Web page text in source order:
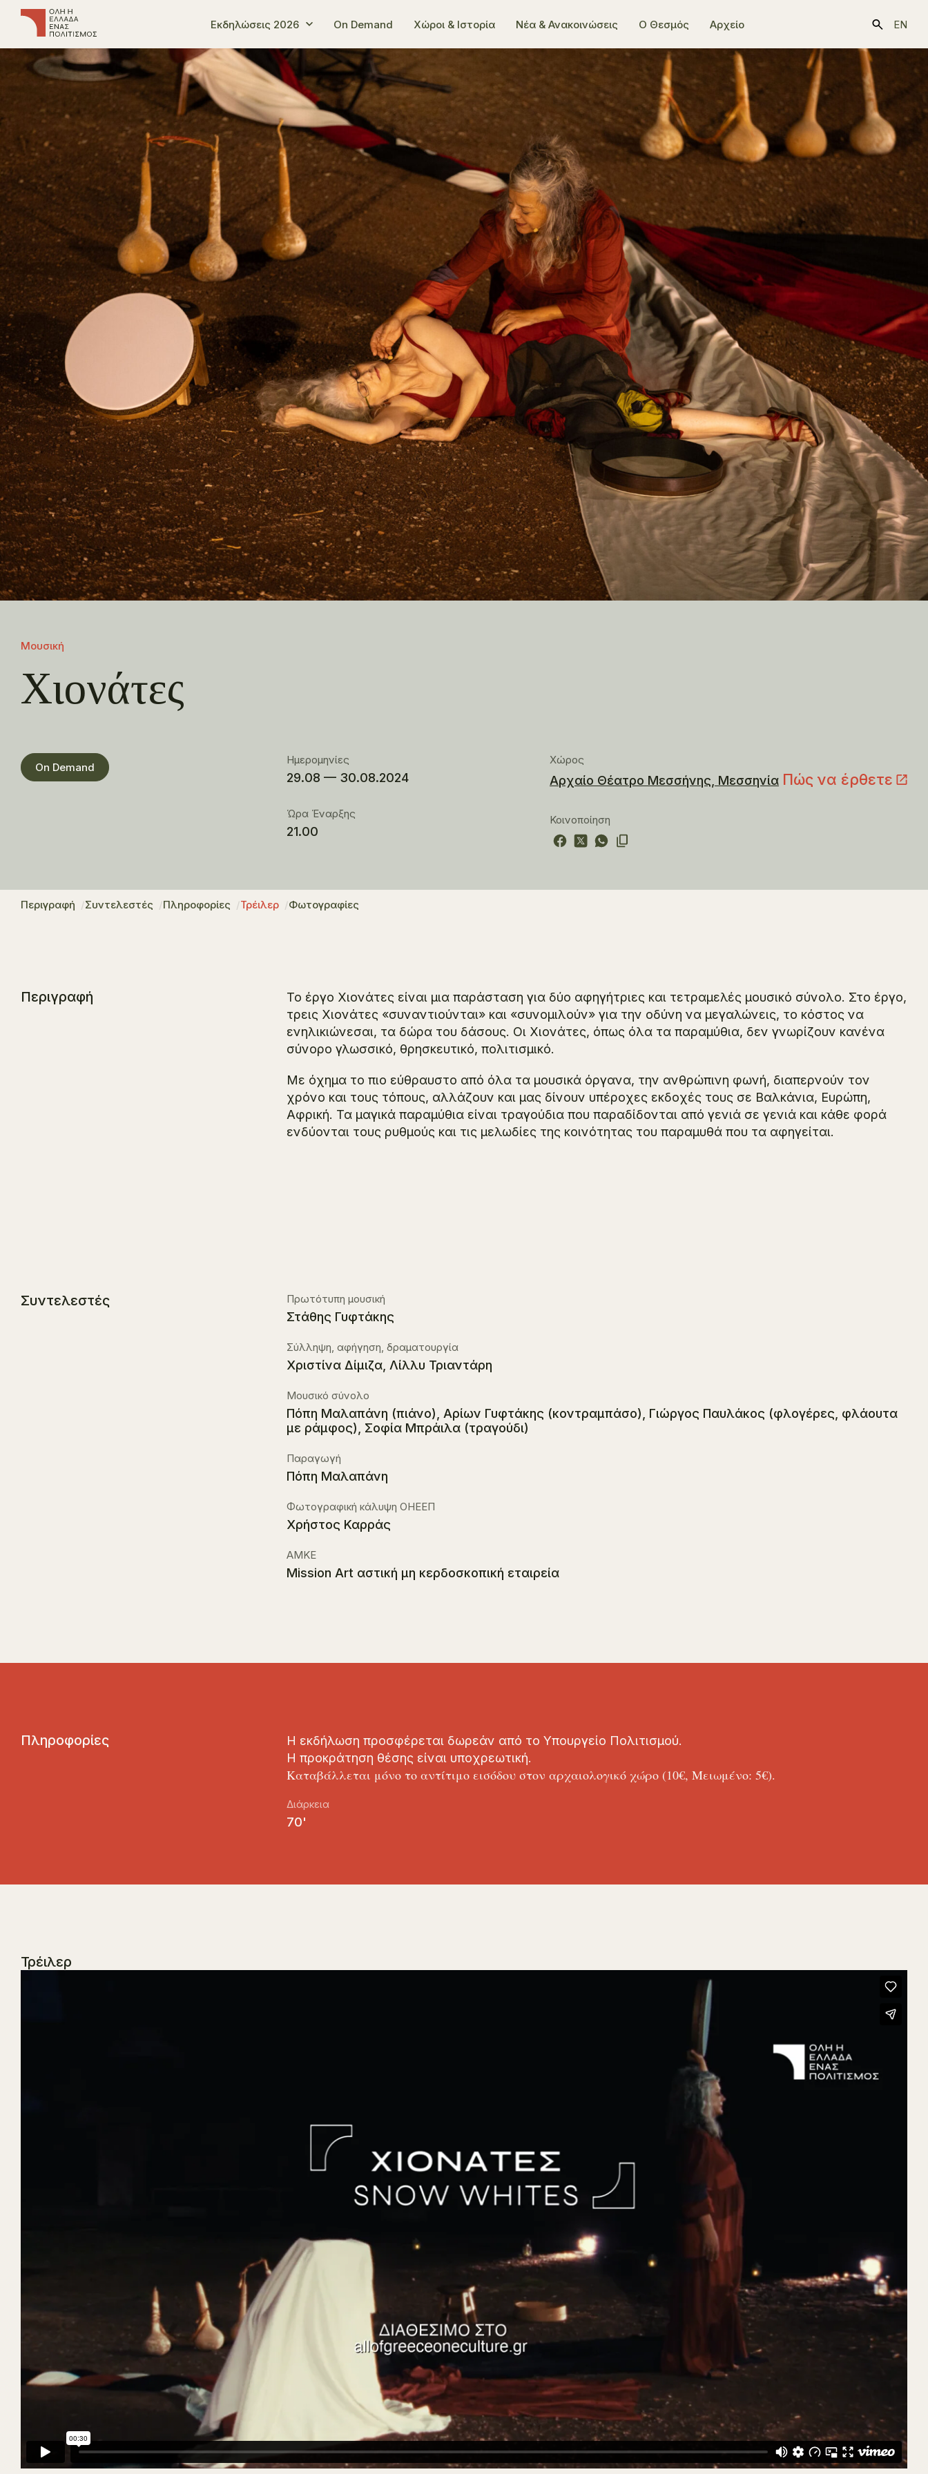
Εκδηλώσεις 2026 On Demand Χώροι & Ιστορία Νέα & Ανακοινώσεις Ο Θεσμός Αρχείο EN
Μουσική
Χιονάτες
On Demand
Ημερομηνίες
29.08 — 30.08.2024
Ώρα Έναρξης
21.00
Χώρος
Αρχαίο Θέατρο Μεσσήνης, Μεσσηνία Πώς να έρθετε
Κοινοποίηση
Περιγραφή Συντελεστές Πληροφορίες Τρέιλερ Φωτογραφίες
Περιγραφή Το έργο Χιονάτες είναι μια παράσταση για δύο αφηγήτριες και τετραμελές μουσικό σύνολο. Στο έργο,
τρεις Χιονάτες «συναντιούνται» και «συνομιλούν» για την οδύνη να μεγαλώνεις, το κόστος να
ενηλικιώνεσαι, τα δώρα του δάσους. Οι Χιονάτες, όπως όλα τα παραμύθια, δεν γνωρίζουν κανένα
σύνορο γλωσσικό, θρησκευτικό, πολιτισμικό.
Με όχημα το πιο εύθραυστο από όλα τα μουσικά όργανα, την ανθρώπινη φωνή, διαπερνούν τον
χρόνο και τους τόπους, αλλάζουν και μας δίνουν υπέροχες εκδοχές τους σε Βαλκάνια, Ευρώπη,
Αφρική. Τα μαγικά παραμύθια είναι τραγούδια που παραδίδονται από γενιά σε γενιά και κάθε φορά
ενδύονται τους ρυθμούς και τις μελωδίες της κοινότητας του παραμυθά που τα αφηγείται.
Συντελεστές Πρωτότυπη μουσική
Στάθης Γυφτάκης
Σύλληψη, αφήγηση, δραματουργία
Χριστίνα Δίμιζα, Λίλλυ Τριαντάρη
Μουσικό σύνολο
Πόπη Μαλαπάνη (πιάνο), Αρίων Γυφτάκης (κοντραμπάσο), Γιώργος Παυλάκος (φλογέρες, φλάουτα
με ράμφος), Σοφία Μπράιλα (τραγούδι)
Παραγωγή
Πόπη Μαλαπάνη
Φωτογραφική κάλυψη ΟΗΕΕΠ
Χρήστος Καρράς
ΑΜΚΕ
Mission Art αστική μη κερδοσκοπική εταιρεία
Πληροφορίες
Η εκδήλωση προσφέρεται δωρεάν από το Υπουργείο Πολιτισμού.
Η προκράτηση θέσης είναι υποχρεωτική.
Καταβάλλεται μόνο το αντίτιμο εισόδου στον αρχαιολογικό χώρο (10€, Μειωμένο: 5€).
Διάρκεια
70'
Τρέιλερ